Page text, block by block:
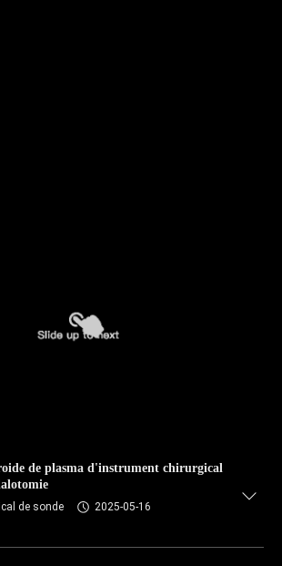
de plasma d'instrument chirurgical
de sonde
2025-05-16